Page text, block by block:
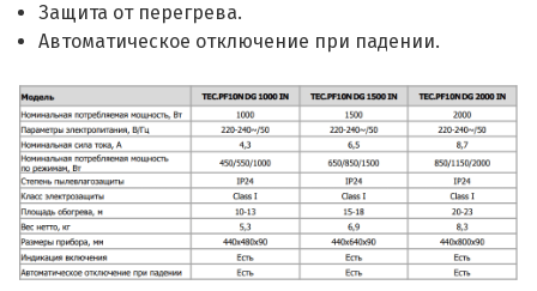
Защита от перегрева.
Автоматическое отключение при падении.